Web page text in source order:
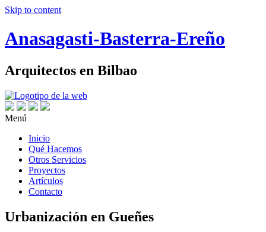
Skip to content
Anasagasti-Basterra-Ereño
Arquitectos en Bilbao
Menú
Inicio
Qué Hacemos
Otros Servicios
Proyectos
Artículos
Contacto
Urbanización en Gueñes